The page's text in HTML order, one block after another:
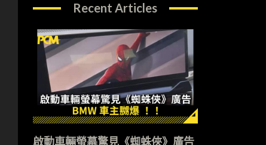
Recent Articles
啟動車輛螢幕驚見《蜘蛛俠》廣告